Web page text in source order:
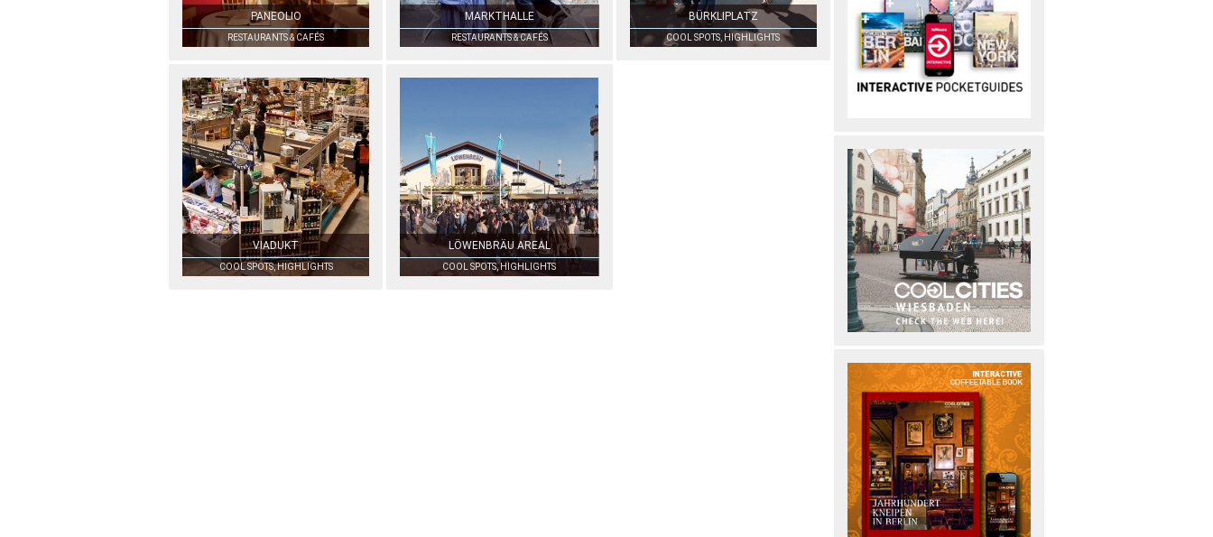
PANEOLIO
RESTAURANTS & CAFÉS
MARKTHALLE
RESTAURANTS & CAFÉS
BÜRKLIPLATZ
COOL SPOTS, HIGHLIGHTS
VIADUKT
COOL SPOTS, HIGHLIGHTS
LÖWENBRÄU AREAL
COOL SPOTS, HIGHLIGHTS